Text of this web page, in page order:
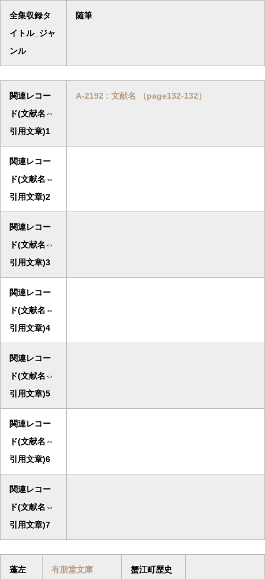
全集収録タ
イトル_ジャ
ンル
随筆
関連レコー
ド(文献名⇔
引用文章)1
A-2192 : 文献名 （page132-132）
関連レコー
ド(文献名⇔
引用文章)2
関連レコー
ド(文献名⇔
引用文章)3
関連レコー
ド(文献名⇔
引用文章)4
関連レコー
ド(文献名⇔
引用文章)5
関連レコー
ド(文献名⇔
引用文章)6
関連レコー
ド(文献名⇔
引用文章)7
蓬左
有朋堂文庫
蟹江町歴史